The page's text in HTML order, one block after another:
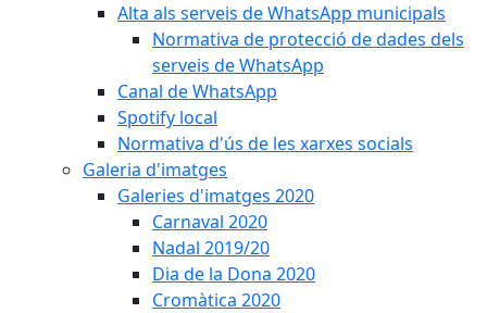
Alta als serveis de WhatsApp municipals
Normativa de protecció de dades dels
serveis de WhatsApp
Canal de WhatsApp
Spotify local
Normativa d'ús de les xarxes socials
Galeria d'imatges
Galeries d'imatges 2020
Carnaval 2020
Nadal 2019/20
Dia de la Dona 2020
Cromàtica 2020